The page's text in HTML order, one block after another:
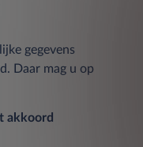
ze te
verwerkt tot
gegevens
Daar mag u op
akkoord